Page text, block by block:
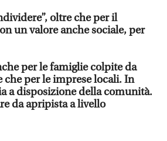
oltre che per il
un valore anche sociale, per
per le famiglie colpite da
che per le imprese locali. In
a disposizione della comunità.
da apripista a livello